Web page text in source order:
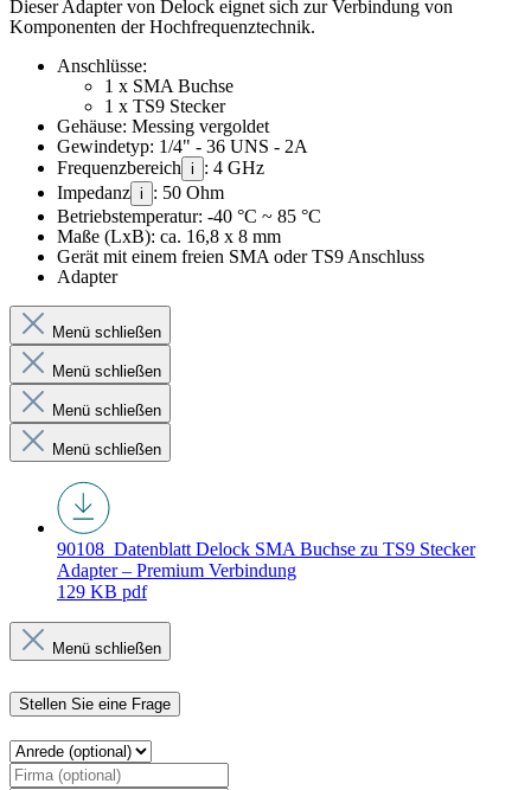
Dieser Adapter von Delock eignet sich zur Verbindung von
Komponenten der Hochfrequenztechnik.
Anschlüsse:
1 x SMA Buchse
1 x TS9 Stecker
Gehäuse: Messing vergoldet
Gewindetyp: 1/4" - 36 UNS - 2A
Frequenzbereich i
: 4 GHz
Impedanz i
: 50 Ohm
Betriebstemperatur: -40 °C ~ 85 °C
Maße (LxB): ca. 16,8 x 8 mm
Gerät mit einem freien SMA oder TS9 Anschluss
Adapter
Menü schließen
Menü schließen
Menü schließen
Menü schließen
90108_Datenblatt Delock SMA Buchse zu TS9 Stecker
Adapter – Premium Verbindung
129 KB pdf
Menü schließen
Stellen Sie eine Frage